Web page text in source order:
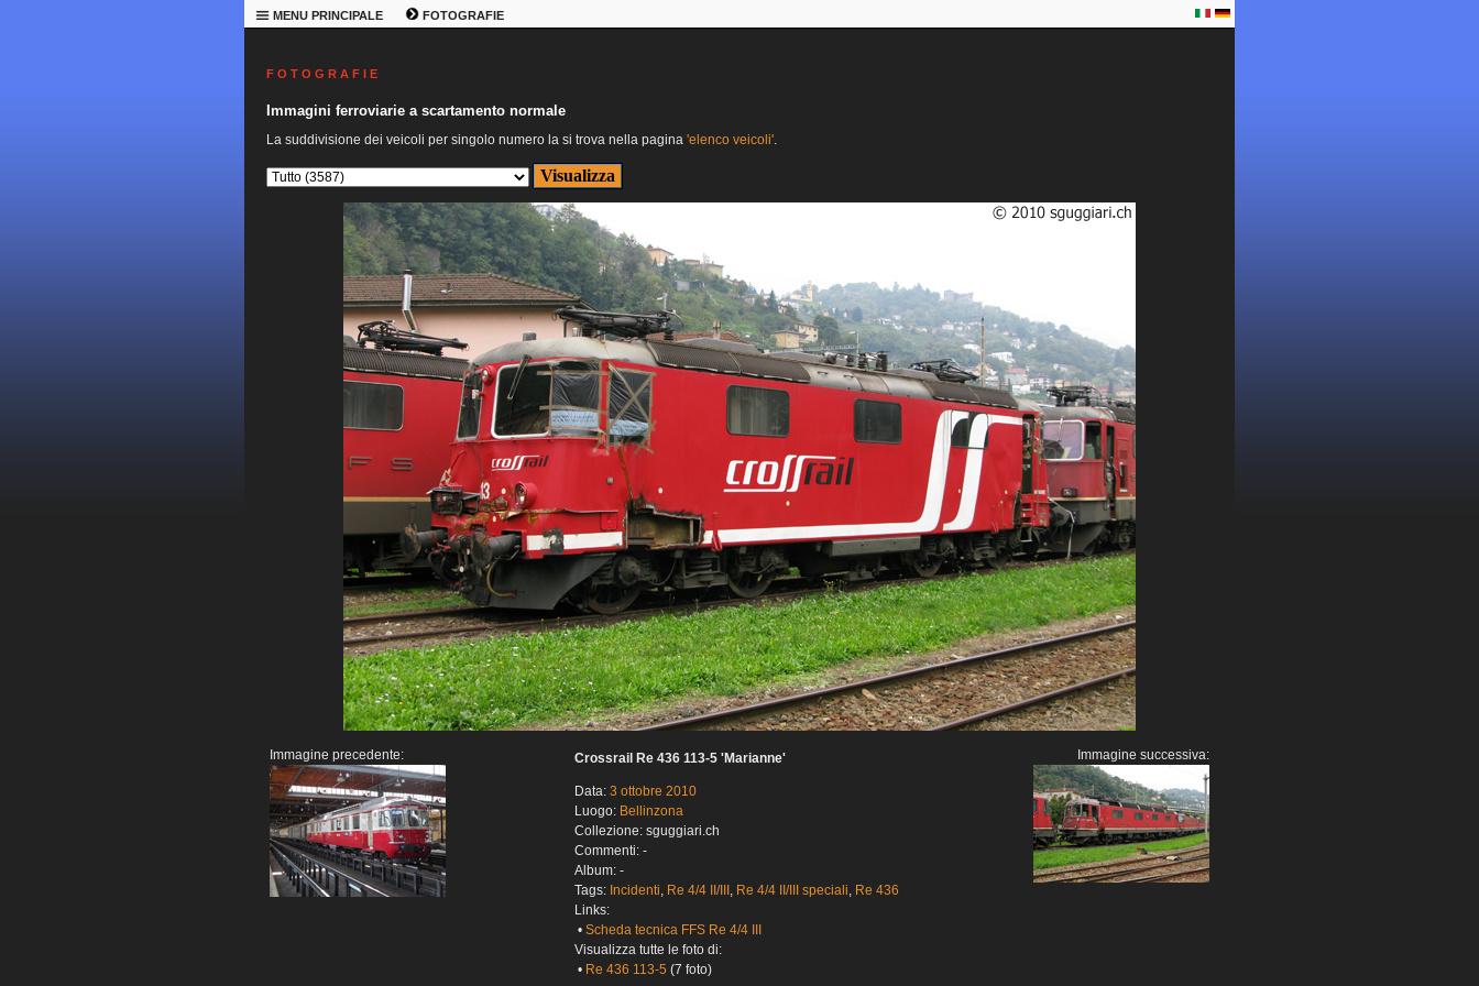
MENU PRINCIPALE FOTOGRAFIE
F O T O G R A F I E
Immagini ferroviarie a scartamento normale
La suddivisione dei veicoli per singolo numero la si trova nella pagina 'elenco veicoli'.
Immagine precedente: Crossrail Re 436 113-5 'Marianne'
Data: 3 ottobre 2010
Luogo: Bellinzona
Collezione: sguggiari.ch
Commenti: -
Album: -
Tags: Incidenti, Re 4/4 II/III , Re 4/4 II/III speciali, Re 436
Links:
• Scheda tecnica FFS Re 4/4 III
Visualizza tutte le foto di:
• Re 436 113-5 (7 foto)
Immagine successiva: